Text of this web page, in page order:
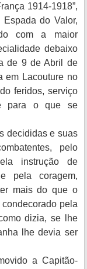
1914-1918”,
do Valor,
com a maior
debaixo
de 9 de Abril de
em Lacouture no
feridos, serviço
para o que se
decididas e suas
pelo
instrução de
pela coragem,
mais do que o
pela
dizia, se lhe
lhe devia ser
a Capitão-